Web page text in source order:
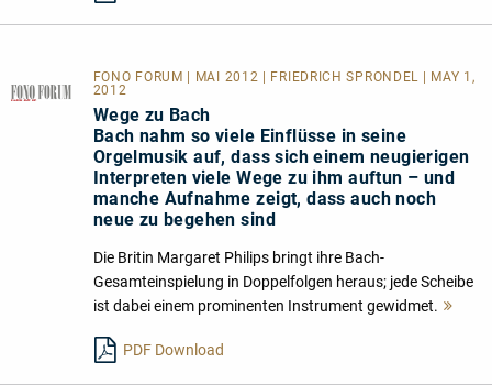
FONO FORUM | MAI 2012 | FRIEDRICH SPRONDEL | MAY 1,
2012
Wege zu Bach
Bach nahm so viele Einflüsse in seine
Orgelmusik auf, dass sich einem neugierigen
Interpreten viele Wege zu ihm auftun – und
manche Aufnahme zeigt, dass auch noch
neue zu begehen sind
Die Britin Margaret Philips bringt ihre Bach-
Gesamteinspielung in Doppelfolgen heraus; jede Scheibe
ist dabei einem prominenten Instrument gewidmet.
PDF Download